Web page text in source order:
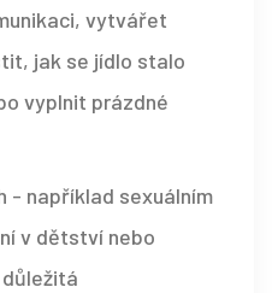
vytvářet
jak se jídlo stalo
vyplnit prázdné
- například sexuálním
v dětství nebo